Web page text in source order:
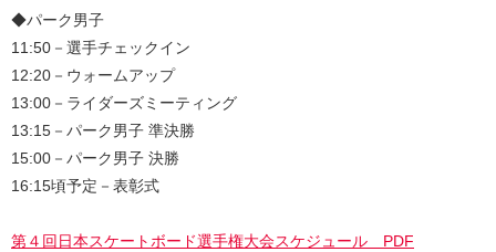
◆パーク男子
11:50－選手チェックイン
12:20－ウォームアップ
13:00－ライダーズミーティング
13:15－パーク男子 準決勝
15:00－パーク男子 決勝
16:15頃予定－表彰式
第４回日本スケートボード選手権大会スケジュール PDF